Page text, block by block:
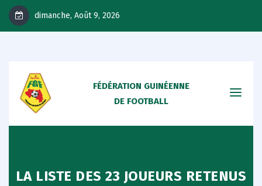
dimanche, Août 9, 2026
FÉDÉRATION GUINÉENNE
DE FOOTBALL
LA LISTE DES 23 JOUEURS RETENUS